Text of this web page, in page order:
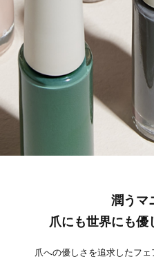
潤うマ
爪にも世界にも優
爪への優しさを追求したフ